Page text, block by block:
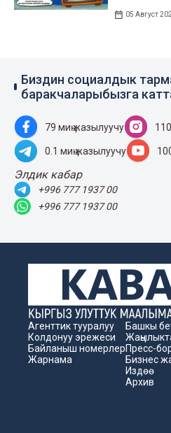
05 Август
Биздин социалдык
баракчаларыбызга
79 миң жазылуучу
0.1 миң жазылуучу
Элдик кабар
+996 777 1937 00
+996 777 1937 00
Агенттик тууралуу
Колдонуу эрежеси
Байланыш номерлер
Жарнама
Башкы
Пресс-
Бизнес
Издөө
Архив